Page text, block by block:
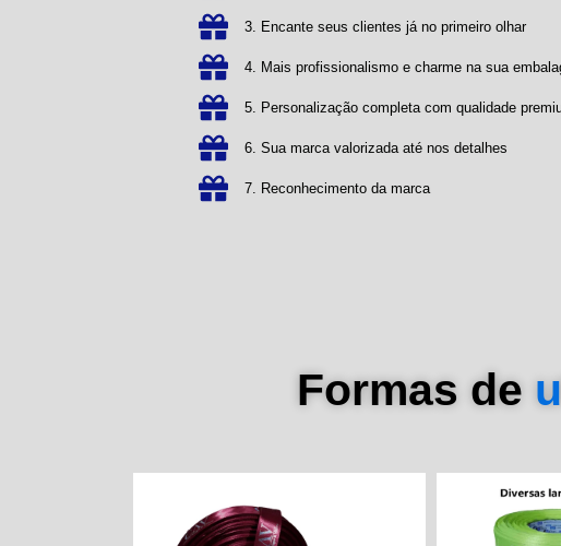
3. Encante seus clientes já no primeiro olhar
4. Mais profissionalismo e charme na sua
5. Personalização completa com qualidade
6. Sua marca valorizada até nos detalhes
7. Reconhecimento da marca
Formas de